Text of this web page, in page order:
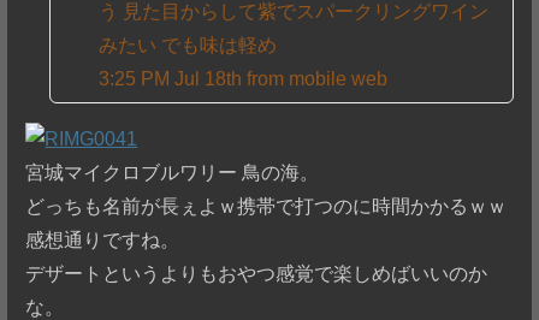
う 見た目からして紫でスパークリングワイン
みたい でも味は軽め
3:25 PM Jul 18th from mobile web
宮城マイクロブルワリー 鳥の海。
どっちも名前が長ぇよｗ携帯で打つのに時間かかるｗｗ
感想通りですね。
デザートというよりもおやつ感覚で楽しめばいいのか
な。